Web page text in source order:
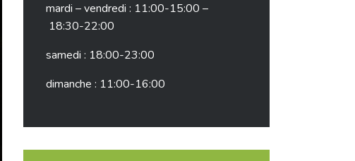
mardi – vendredi : 11:00-15:00 –
18:30-22:00
samedi : 18:00-23:00
dimanche : 11:00-16:00